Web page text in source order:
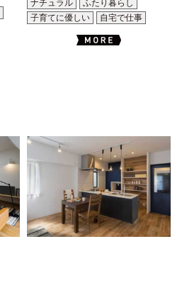
ナチュラル
ふたり暮らし
子育てに優しい
自宅で仕事